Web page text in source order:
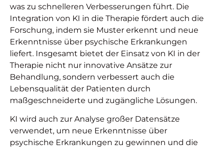
was zu schnelleren Verbesserungen führt. Die
Integration von KI in die Therapie fördert auch die
Forschung, indem sie Muster erkennt und neue
Erkenntnisse über psychische Erkrankungen
liefert. Insgesamt bietet der Einsatz von KI in der
Therapie nicht nur innovative Ansätze zur
Behandlung, sondern verbessert auch die
Lebensqualität der Patienten durch
maßgeschneiderte und zugängliche Lösungen.
KI wird auch zur Analyse großer Datensätze
verwendet, um neue Erkenntnisse über
psychische Erkrankungen zu gewinnen und die